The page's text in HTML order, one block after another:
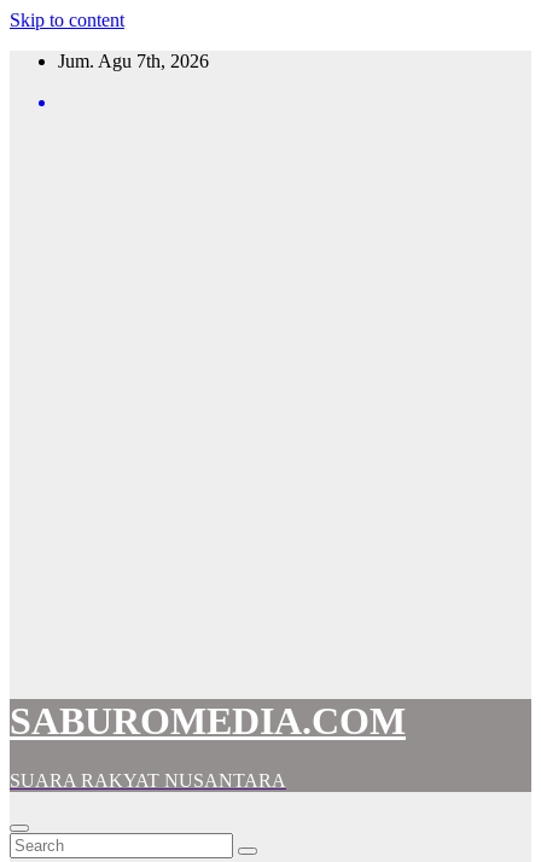
Skip to content
Jum. Agu 7th, 2026
SABUROMEDIA.COM
SUARA RAKYAT NUSANTARA